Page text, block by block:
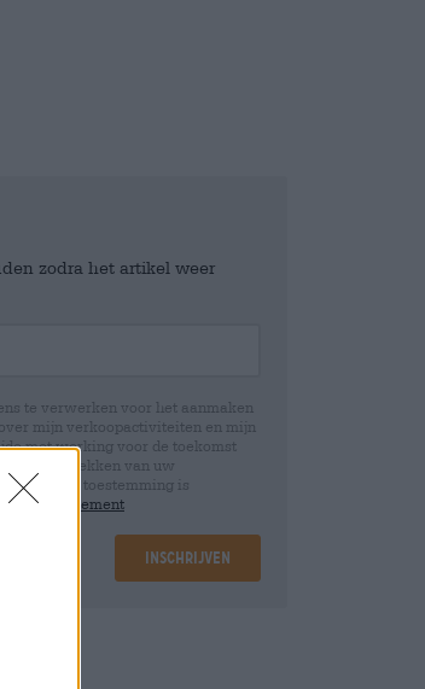
zodra het artikel weer
te verwerken voor het aanmaken
mijn verkoopactiviteiten en mijn
met werking voor de toekomst
dat het intrekken van uw
van uw toestemming is
statement
Inschrijven